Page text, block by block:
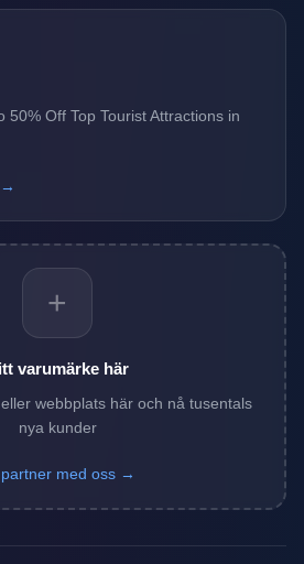
50% Off Top Tourist Attractions in
→
+
varumärke här
webbplats här och nå tusentals
nya kunder
partner med oss →